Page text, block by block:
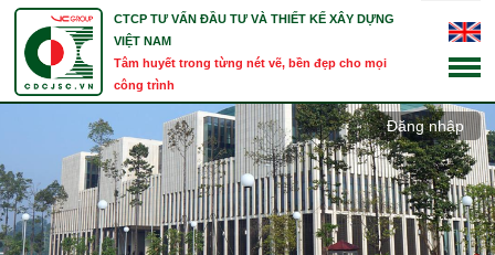
CTCP TƯ VẤN ĐẦU TƯ VÀ THIẾT KẾ XÂY DỰNG
VIỆT NAM
Tâm huyết trong từng nét vẽ, bền đẹp cho mọi
công trình
Đăng nhập